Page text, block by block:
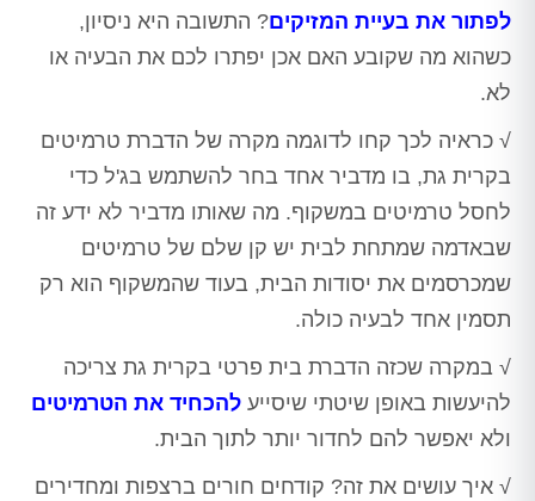
לפתור את בעיית המזיקים? התשובה היא ניסיון,
כשהוא מה שקובע האם אכן יפתרו לכם את הבעיה או
לא.
√ כראיה לכך קחו לדוגמה מקרה של הדברת טרמיטים
בקרית גת, בו מדביר אחד בחר להשתמש בג'ל כדי
לחסל טרמיטים במשקוף. מה שאותו מדביר לא ידע זה
שבאדמה שמתחת לבית יש קן שלם של טרמיטים
שמכרסמים את יסודות הבית, בעוד שהמשקוף הוא רק
תסמין אחד לבעיה כולה.
√ במקרה שכזה הדברת בית פרטי בקרית גת צריכה
להיעשות באופן שיטתי שיסייע להכחיד את הטרמיטים
ולא יאפשר להם לחדור יותר לתוך הבית.
√ איך עושים את זה? קודחים חורים ברצפות ומחדירים